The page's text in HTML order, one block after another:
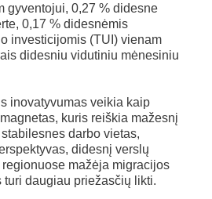
gyventojui, 0,27 % didesne
0,17 % didesnėmis
investicijomis (TUI) vienam
didesniu vidutiniu mėnesiniu
inovatyvumas veikia kaip
kuris reiškia mažesnį
darbo vietas,
didesnį verslų
mažėja migracijos
turi daugiau priežasčių likti.